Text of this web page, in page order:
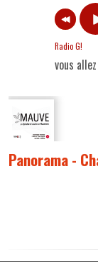
Radio G!
vous
Panorama -